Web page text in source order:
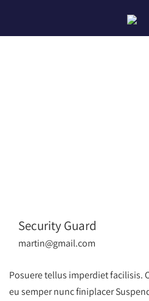
Security Guard
martin@gmail.com
Posuere tellus imperdiet facilisis.
eu semper nunc finiplacer